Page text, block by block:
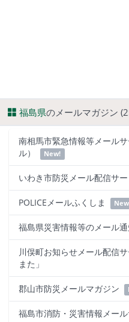
福島県のメールマガジン
南相馬市緊急情報等メール
ル）
New!
いわき市防災メール配信サ
POLICEメールふくしま
福島県災害情報等のメール
川俣町お知らせメール配信
また」
郡山市防災メールマガジン
福島市消防・災害情報メー